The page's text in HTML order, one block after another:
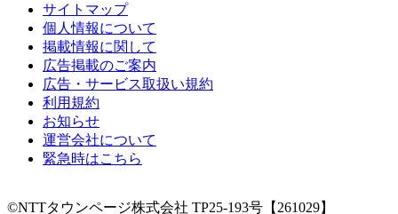
サイトマップ
個人情報について
掲載情報に関して
広告掲載のご案内
広告・サービス取扱い規約
利用規約
お知らせ
運営会社について
緊急時はこちら
©NTTタウンページ株式会社 TP25-193号【261029】